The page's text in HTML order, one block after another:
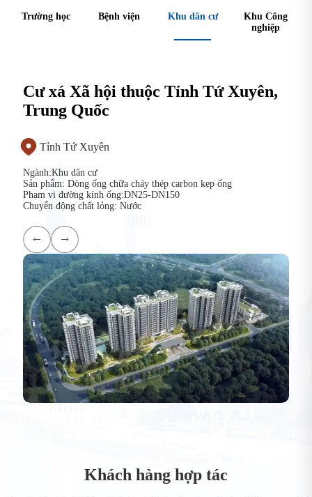
Trường học Bệnh viện Khu dân cư
Khu Công
nghiệp
Cư xá Xã hội thuộc Tỉnh Tứ Xuyên,
Trung Quốc
Tỉnh Tứ Xuyên
Ngành:Khu dân cư
Sản phẩm: Dòng ống chữa cháy thép carbon kẹp ống
Phạm vi đường kính ống:DN25-DN150
Chuyển động chất lỏng: Nước
Khách hàng hợp tác